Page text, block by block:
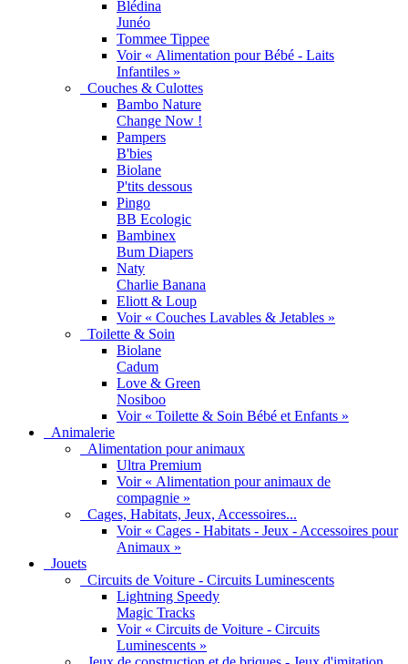
Blédina
Junéo
Tommee Tippee
Voir « Alimentation pour Bébé - Laits
Infantiles »
Couches & Culottes
Bambo Nature
Change Now !
Pampers
B'bies
Biolane
P'tits dessous
Pingo
BB Ecologic
Bambinex
Bum Diapers
Naty
Charlie Banana
Eliott & Loup
Voir « Couches Lavables & Jetables »
Toilette & Soin
Biolane
Cadum
Love & Green
Nosiboo
Voir « Toilette & Soin Bébé et Enfants »
Animalerie
Alimentation pour animaux
Ultra Premium
Voir « Alimentation pour animaux de
compagnie »
Cages, Habitats, Jeux, Accessoires...
Voir « Cages - Habitats - Jeux - Accessoires pour
Animaux »
Jouets
Circuits de Voiture - Circuits Luminescents
Lightning Speedy
Magic Tracks
Voir « Circuits de Voiture - Circuits
Luminescents »